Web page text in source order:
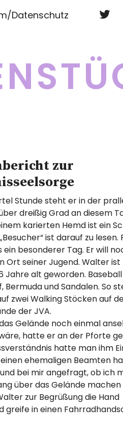
Datenschutz
zur
Stunde steht er in der
dreißig Grad an diesem
karierten Hemd ist ein
ist darauf zu lesen.
besonderer Tag. Er will
Ort seiner Jugend. Walter ist
Jahre alt geworden.
Bermuda und Sandalen. So
zwei Walking Stöcken auf
der JVA.
Gelände noch einmal
hatte er an der Pforte
hatte man ihm
ehemaligen Beamten
bei mir angefragt, ob ich
über das Gelände machen
zur Begrüßung die Hand
greife in einen